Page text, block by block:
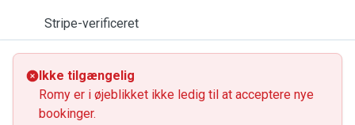
Stripe-verificeret
Ikke tilgængelig
Romy er i øjeblikket ikke ledig til at acceptere nye
bookinger.